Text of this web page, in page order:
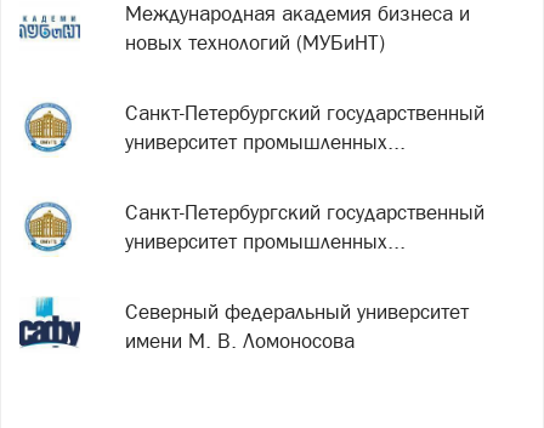
Международная академия бизнеса и
новых технологий (МУБиНТ)
Санкт-Петербургский государственный
университет промышленных...
Санкт-Петербургский государственный
университет промышленных...
Северный федеральный университет
имени М. В. Ломоносова